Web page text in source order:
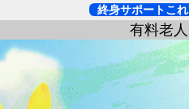
終身サポートこれ
有料老